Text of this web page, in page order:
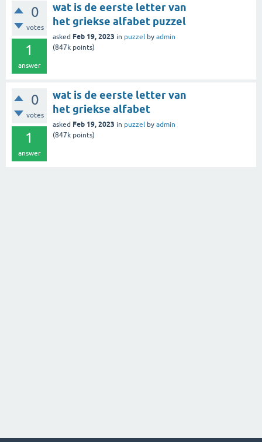
0
votes
1
answer
wat is de eerste letter van
het griekse alfabet puzzel
asked Feb 19, 2023 in puzzel by admin
(847k points)
0
votes
1
answer
wat is de eerste letter van
het griekse alfabet
asked Feb 19, 2023 in puzzel by admin
(847k points)